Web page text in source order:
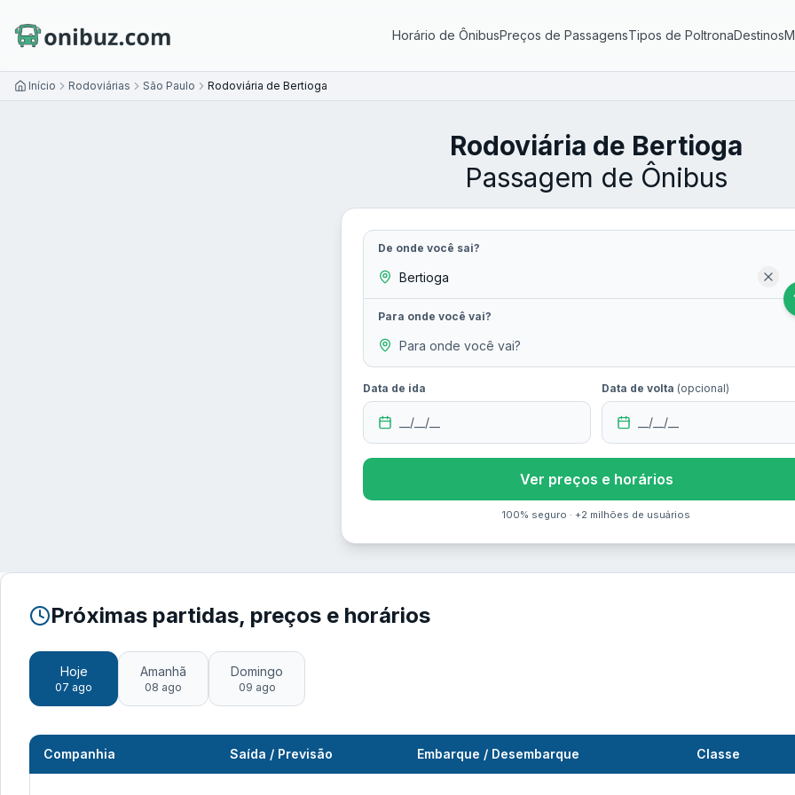
Horário de ÔnibusPreços de PassagensTipos de PoltronaDestinos
Início Rodoviárias São Paulo Rodoviária de Bertioga
Rodoviária de Bertioga
Passagem de Ônibus
De onde você sai?
Para onde você vai?
Data de ida
__/__/__
Data de volta (opcional)
__/__/__
Ver preços e horários
100% seguro · +2 milhões de usuários
Próximas partidas, preços e horários
Hoje
07 ago
Amanhã
08 ago
Domingo
09 ago
Companhia Saída / Previsão Embarque / Desembarque Classe